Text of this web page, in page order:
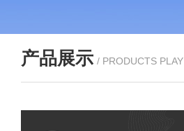
产品展示 / PRODUCTS PLAY